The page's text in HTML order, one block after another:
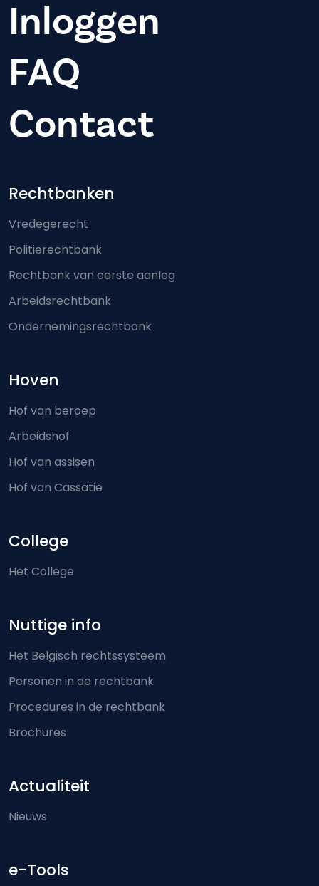
Inloggen
FAQ
Contact
Footer-menu
Rechtbanken
Vredegerecht
Politierechtbank
Rechtbank van eerste aanleg
Arbeidsrechtbank
Ondernemingsrechtbank
Hoven
Hof van beroep
Arbeidshof
Hof van assisen
Hof van Cassatie
College
Het College
Nuttige info
Het Belgisch rechtssysteem
Personen in de rechtbank
Procedures in de rechtbank
Brochures
Actualiteit
Nieuws
e-Tools